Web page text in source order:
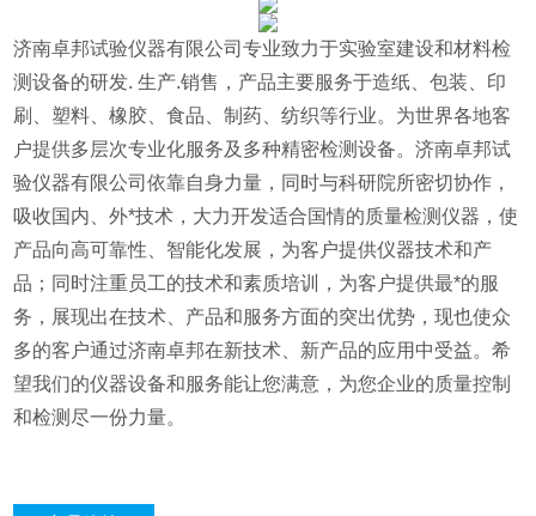
济南卓邦试验仪器有限公司专业致力于实验室建设和材料检
测设备的研发. 生产.销售，产品主要服务于造纸、包装、印
刷、塑料、橡胶、食品、制药、纺织等行业。为世界各地客
户提供多层次专业化服务及多种精密检测设备。济南卓邦试
验仪器有限公司依靠自身力量，同时与科研院所密切协作，
吸收国内、外*技术，大力开发适合国情的质量检测仪器，使
产品向高可靠性、智能化发展，为客户提供仪器技术和产
品；同时注重员工的技术和素质培训，为客户提供最*的服
务，展现出在技术、产品和服务方面的突出优势，现也使众
多的客户通过济南卓邦在新技术、新产品的应用中受益。希
望我们的仪器设备和服务能让您满意，为您企业的质量控制
和检测尽一份力量。